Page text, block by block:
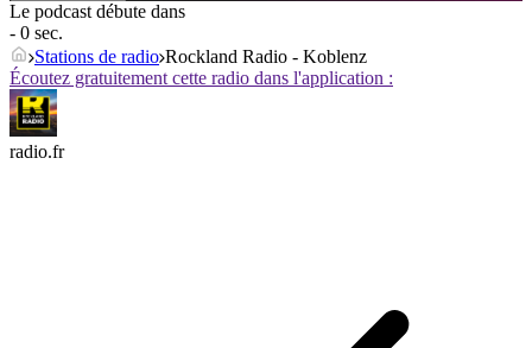
Le podcast débute dans
- 0 sec.
Stations de radio Rockland Radio - Koblenz
Écoutez gratuitement cette radio dans l'application :
radio.fr